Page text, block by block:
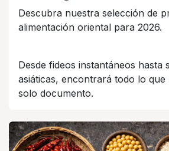
Descubra nuestra selección de
alimentación oriental para 2026.
Desde fideos instantáneos hasta
asiáticas, encontrará todo lo que
solo documento.